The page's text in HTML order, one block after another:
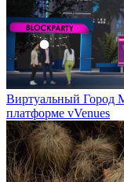
Виртуальный Город
платформе vVenues